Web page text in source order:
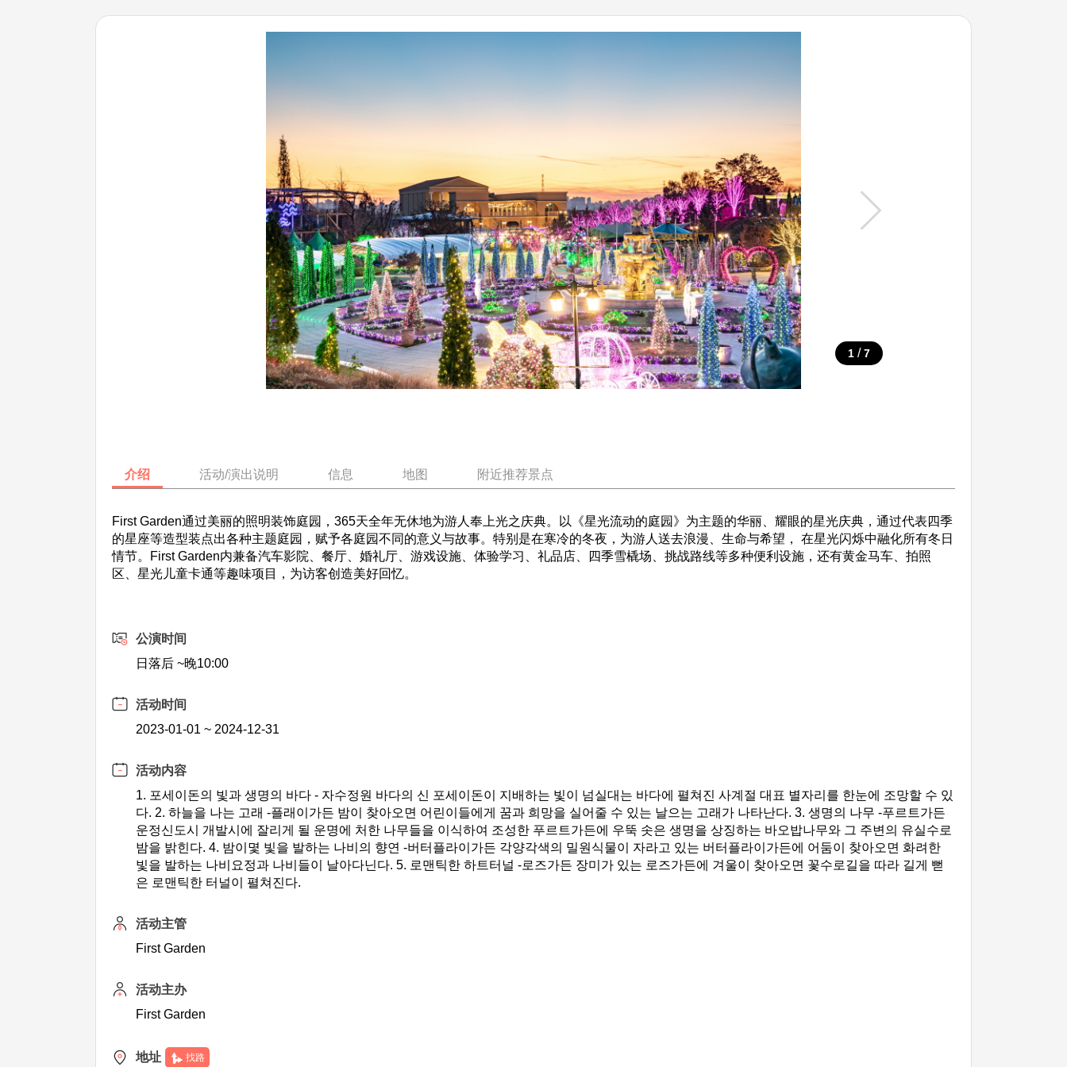
1 / 7
介绍 活动/演出说明 信息 地图 附近推荐景点
First Garden通过美丽的照明装饰庭园，365天全年无休地为游人奉上光之庆典。以《星光流动的庭园》为主题的华丽、耀眼的星光庆典，通过代表四季
的星座等造型装点出各种主题庭园，赋予各庭园不同的意义与故事。特别是在寒冷的冬夜，为游人送去浪漫、生命与希望， 在星光闪烁中融化所有冬日
情节。First Garden内兼备汽车影院、餐厅、婚礼厅、游戏设施、体验学习、礼品店、四季雪橇场、挑战路线等多种便利设施，还有黄金马车、拍照
区、星光儿童卡通等趣味项目，为访客创造美好回忆。
公演时间
日落后 ~晚10:00
活动时间
2023-01-01 ~ 2024-12-31
活动内容
1. 포세이돈의 빛과 생명의 바다 - 자수정원 바다의 신 포세이돈이 지배하는 빛이 넘실대는 바다에 펼쳐진 사계절 대표 별자리를 한눈에 조망할 수 있
다. 2. 하늘을 나는 고래 -플래이가든 밤이 찾아오면 어린이들에게 꿈과 희망을 실어줄 수 있는 날으는 고래가 나타난다. 3. 생명의 나무 -푸르트가든
운정신도시 개발시에 잘리게 될 운명에 처한 나무들을 이식하여 조성한 푸르트가든에 우뚝 솟은 생명을 상징하는 바오밥나무와 그 주변의 유실수로
밤을 밝힌다. 4. 밤이몇 빛을 발하는 나비의 향연 -버터플라이가든 각양각색의 밀원식물이 자라고 있는 버터플라이가든에 어둠이 찾아오면 화려한
빛을 발하는 나비요정과 나비들이 날아다닌다. 5. 로맨틱한 하트터널 -로즈가든 장미가 있는 로즈가든에 겨울이 찾아오면 꽃수로길을 따라 길게 뻗
은 로맨틱한 터널이 펼쳐진다.
活动主管
First Garden
活动主办
First Garden
地址 找路